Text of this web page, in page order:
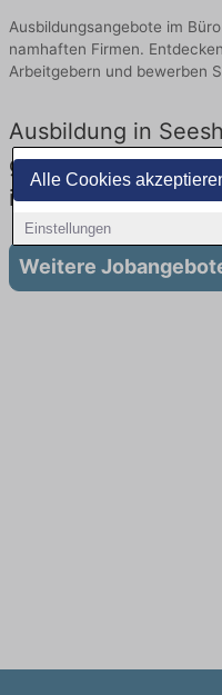
Alle Cookies
Einstellungen
Ausbildungsangebote im
namhaften Firmen.
Arbeitgebern und bewerben
Ausbildung in
gibt es keine
in Seeshaupt
Weitere